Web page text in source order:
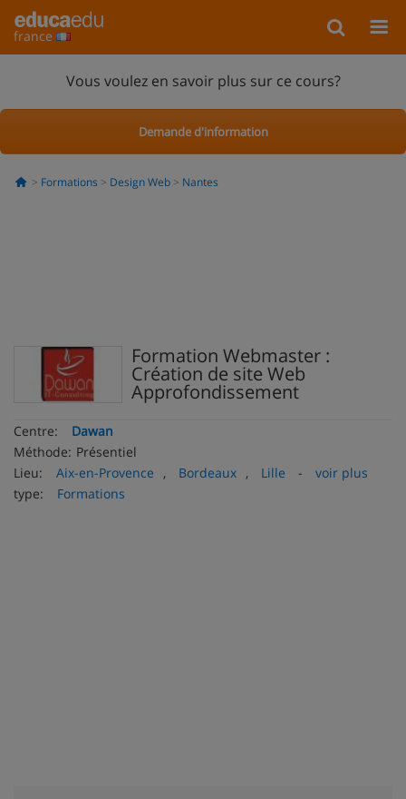
france
Vous voulez en savoir plus sur ce cours?
Demande d'information
Formations Design Web Nantes
Formation Webmaster :
Création de site Web
Approfondissement
Centre:
Dawan
Méthode: Présentiel
Lieu:
Aix-en-Provence , Bordeaux , Lille -
voir plus
type:
Formations